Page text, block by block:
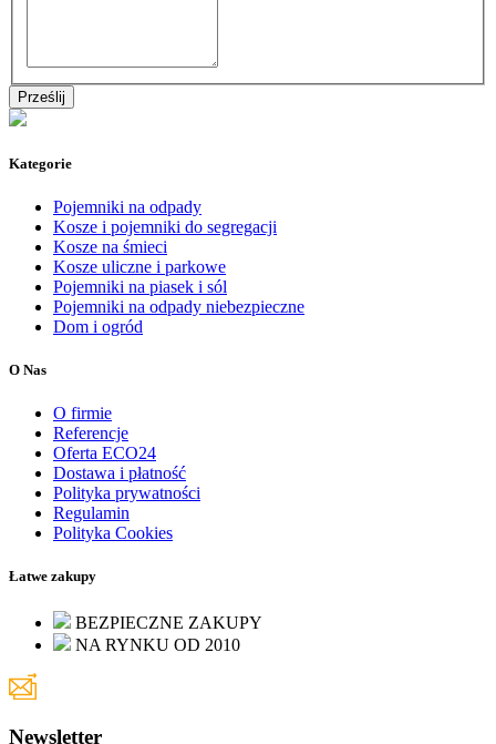
Kategorie
Pojemniki na odpady
Kosze i pojemniki do segregacji
Kosze na śmieci
Kosze uliczne i parkowe
Pojemniki na piasek i sól
Pojemniki na odpady niebezpieczne
Dom i ogród
O Nas
O firmie
Referencje
Oferta ECO24
Dostawa i płatność
Polityka prywatności
Regulamin
Polityka Cookies
Łatwe zakupy
BEZPIECZNE ZAKUPY
NA RYNKU OD 2010
Newsletter